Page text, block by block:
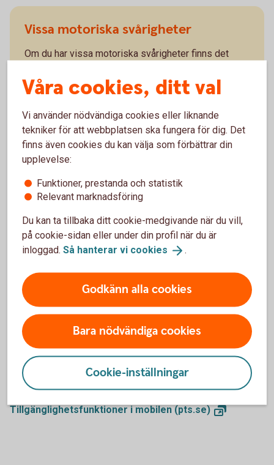
Vissa motoriska svårigheter
Om du har vissa motoriska svårigheter finns det
enklare för dig att sköta dina bankärenden.
med hjälp av tangentbordet.
Våra webbplatser som sparbankenblekinge.se,
internetbanken och apparna följer en struktur som
är enkel att följa.
särskild programvara som kan underlätta vid
telefon- och videosamtal.
Tillgänglighetsfunktioner i mobilen
Mobiltelefoner erbjuder en rad tillgänglighetsfunktioner
som gör det enklare för alla att använda enheten. Exempel
på sådana funktioner är textförstoring, justering av
tryckhastighet samt möjligheten att styra mobilen med
fysiska knappar. Post- och telestyrelsen har tagit fram en
guide som beskriver dessa och andra
tillgänglighetsfunktioner i mobilen.
Tillgänglighetsfunktioner i mobilen(pts.se)
Våra cookies, ditt val
Vi använder nödvändiga cookies eller liknande
tekniker för att webbplatsen ska fungera för dig. Det
finns även cookies du kan välja som förbättrar din
upplevelse:
Funktioner, prestanda och statistik
Relevant marknadsföring
Du kan ta tillbaka ditt cookie-medgivande när du vill,
på cookie-sidan eller under din profil när du är
inloggad. Så hanterar vi cookies .
Godkänn alla cookies
Bara nödvändiga cookies
Cookie-inställningar